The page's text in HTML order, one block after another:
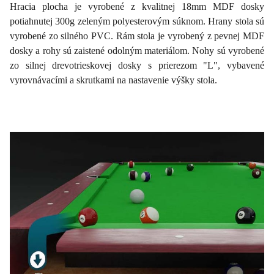
Hracia plocha je vyrobené z kvalitnej 18mm MDF dosky
potiahnutej 300g zeleným polyesterovým súknom. Hrany stola sú
vyrobené zo silného PVC. Rám stola je vyrobený z pevnej MDF
dosky a rohy sú zaistené odolným materiálom. Nohy sú vyrobené
zo silnej drevotrieskovej dosky s prierezom "L", vybavené
vyrovnávacími a skrutkami na nastavenie výšky stola.